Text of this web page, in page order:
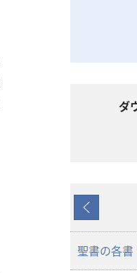
ダ
戻
る
聖書の各書